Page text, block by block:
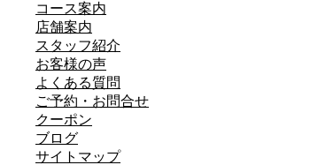
コース案内
店舗案内
スタッフ紹介
お客様の声
よくある質問
ご予約・お問合せ
クーポン
ブログ
サイトマップ